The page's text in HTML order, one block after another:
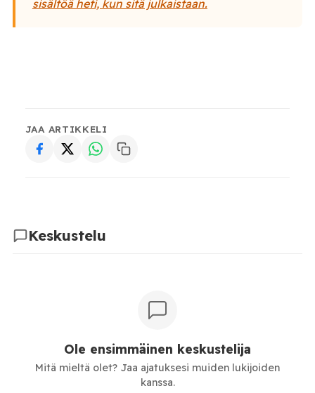
sisältöä heti, kun sitä julkaistaan.
JAA ARTIKKELI
Keskustelu
Ole ensimmäinen keskustelija
Mitä mieltä olet? Jaa ajatuksesi muiden lukijoiden
kanssa.